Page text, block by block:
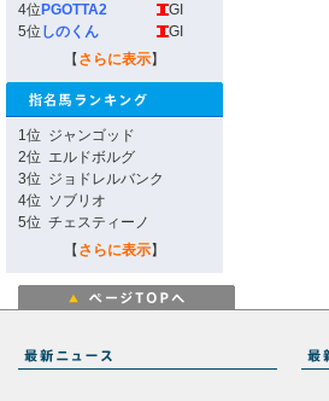
4位 PGOTTA2
GI
5位 しのくん
GI
【 さらに表示】
1位 ジャンゴッド
2位 エルドボルグ
3位 ジョドレルバンク
4位 ソブリオ
5位 チェスティーノ
【 さらに表示】